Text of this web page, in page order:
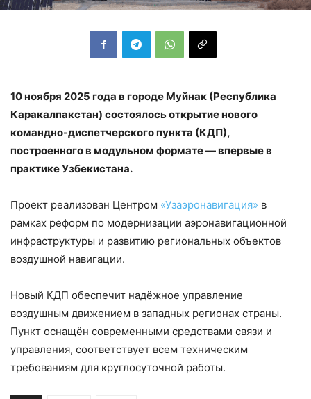
10 ноября 2025 года в городе Муйнак (Республика
Каракалпакстан) состоялось открытие нового
командно-диспетчерского пункта (КДП),
построенного в модульном формате — впервые в
практике Узбекистана.
Проект реализован Центром «Узаэронавигация» в
рамках реформ по модернизации аэронавигационной
инфраструктуры и развитию региональных объектов
воздушной навигации.
Новый КДП обеспечит надёжное управление
воздушным движением в западных регионах страны.
Пункт оснащён современными средствами связи и
управления, соответствует всем техническим
требованиям для круглосуточной работы.